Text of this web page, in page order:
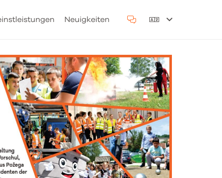
Neuigkeiten